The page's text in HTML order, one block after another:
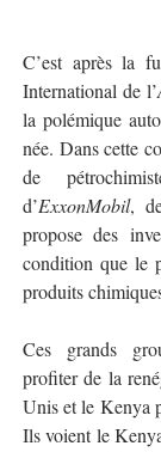
C’est après la
International de l’
la polémique
née. Dans cette
de
d’ExxonMobil,
propose des
condition que le
produits
Ces grands
profiter de la
Unis et le Kenya
Ils voient le